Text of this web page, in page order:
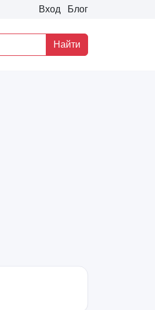
Вход Блог
Найти